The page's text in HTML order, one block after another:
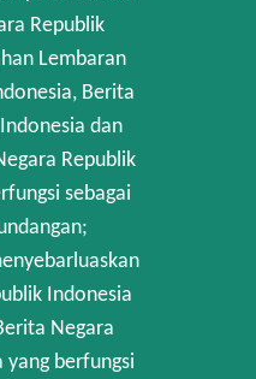
Republik
Lembaran
Berita
dan
Republik
sebagai
Indonesia
Negara
yang berfungsi